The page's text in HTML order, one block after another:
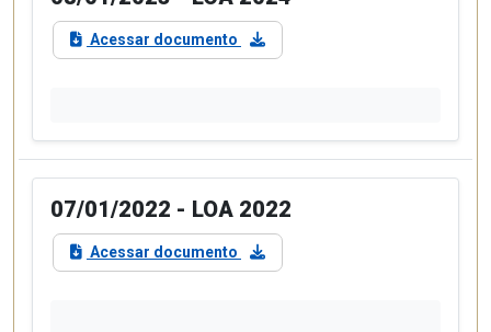
Acessar documento
07/01/2022 - LOA 2022
Acessar documento